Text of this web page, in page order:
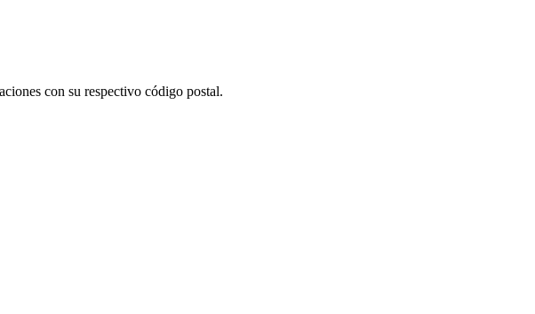
con su respectivo código postal.